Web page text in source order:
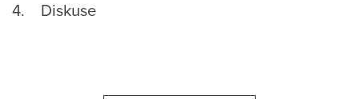
4. Diskuse